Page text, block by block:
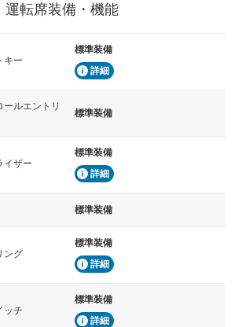
運転席装備・機能
キー
標準装備
詳細
ールエントリ
標準装備
イザー
標準装備
詳細
標準装備
ング
標準装備
詳細
ッチ
標準装備
詳細